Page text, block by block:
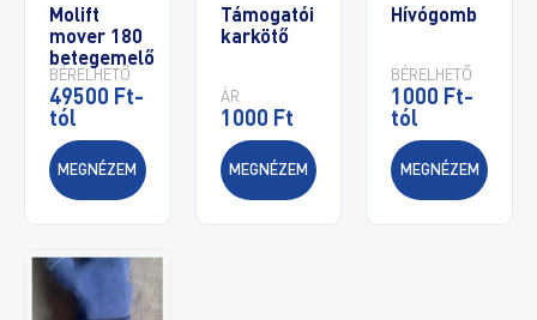
Molift
mover 180
betegemelő
BÉRELHETŐ
49500 Ft-
tól
MEGNÉZEM
Támogatói
karkötő
ÁR
1000 Ft
MEGNÉZEM
Hívógomb
BÉRELHETŐ
1000 Ft-
tól
MEGNÉZEM